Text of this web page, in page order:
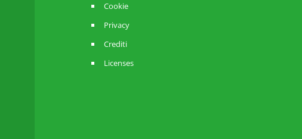
Cookie
Privacy
Crediti
Licenses